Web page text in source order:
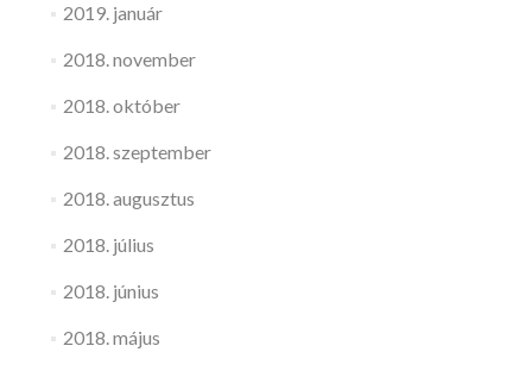
2019. január
2018. november
2018. október
2018. szeptember
2018. augusztus
2018. július
2018. június
2018. május